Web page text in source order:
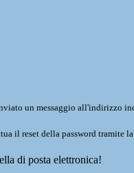
un messaggio all'indirizzo
il reset della password tramite la
di posta elettronica!